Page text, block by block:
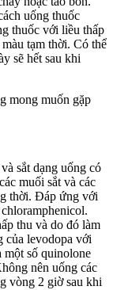
uống thuốc
thuốc với liều thấp
tạm thời. Có thể
sẽ hết sau khi
mong muốn gặp
sắt dạng uống có
muối sắt và các
thời. Đáp ứng với
thu và do đó làm
của levodopa với
một số quinolone
nên uống các
vòng 2 giờ sau khi